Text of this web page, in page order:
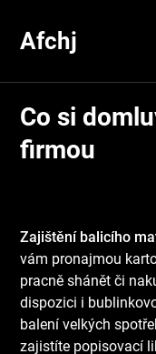
content
Afchj
Co si
firmou
Zajištění balicího
vám pronajmou
pracně shánět či
dispozici i
balení velkých
zajistíte popisovací